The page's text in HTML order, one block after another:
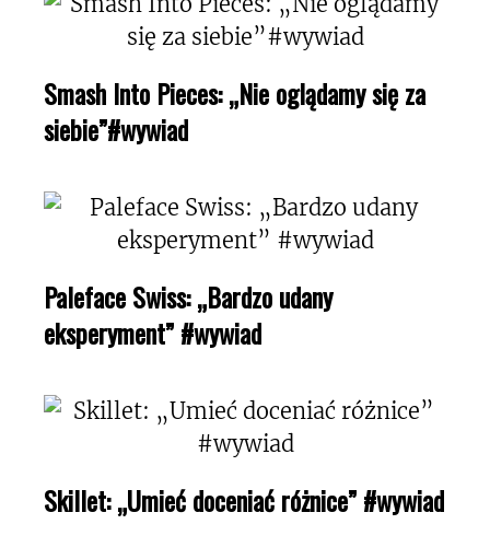
Smash Into Pieces: „Nie oglądamy się za
siebie”#wywiad
Paleface Swiss: „Bardzo udany
eksperyment” #wywiad
Skillet: „Umieć doceniać różnice” #wywiad